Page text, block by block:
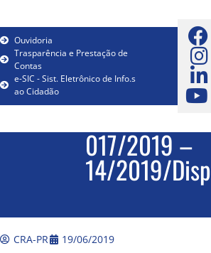
Ouvidoria
Trasparência e Prestação de
Contas
e-SIC - Sist. Eletrônico de Info.s
ao Cidadão
017/2019 –
14/2019/Disp
CRA-PR 19/06/2019